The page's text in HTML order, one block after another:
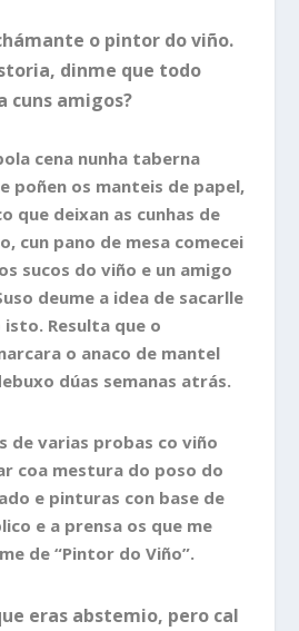
o pintor do viño.
dinme que todo
cuns amigos?
cena nunha taberna
poñen os manteis de papel,
que deixan as cunhas de
cun pano de mesa comecei
sucos do viño e un amigo
deume a idea de sacarlle
Resulta que o
o anaco de mantel
dúas semanas atrás.
de varias probas co viño
coa mestura do poso do
e pinturas con base de
e a prensa os que me
de “Pintor do Viño”.
eras abstemio, pero cal